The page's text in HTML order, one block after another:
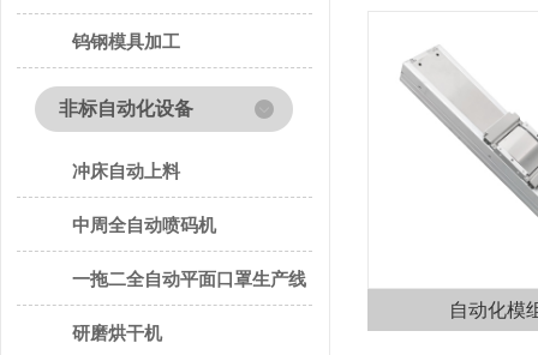
钨钢模具加工
非标自动化设备
冲床自动上料
中周全自动喷码机
一拖二全自动平面口罩生产线
研磨烘干机
自动化模